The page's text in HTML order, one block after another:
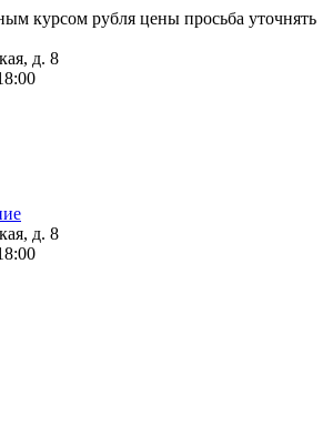
курсом рубля цены просьба уточнять
д. 8
д. 8